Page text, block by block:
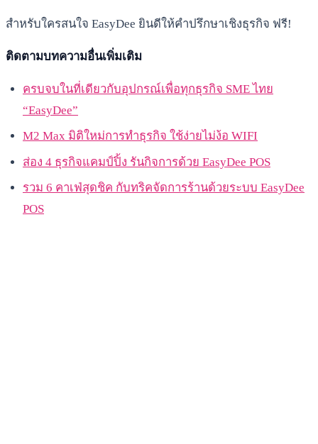
สำหรับใครสนใจ EasyDee ยินดีให้คำปรึกษาเชิงธุรกิจ ฟรี!
ติดตามบทความอื่นเพิ่มเติม
ครบจบในที่เดียวกับอุปกรณ์เพื่อทุกธุรกิจ SME ไทย
“EasyDee”
M2 Max มิติใหม่การทำธุรกิจ ใช้ง่ายไม่ง้อ WIFI
ส่อง 4 ธุรกิจแคมป์ปิ้ง รันกิจการด้วย EasyDee POS
รวม 6 คาเฟ่สุดชิค กับทริคจัดการร้านด้วยระบบ EasyDee
POS